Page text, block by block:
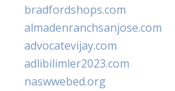
bradfordshops.com
almadenranchsanjose.com
advocatevijay.com
adlibilimler2023.com
naswwebed.org